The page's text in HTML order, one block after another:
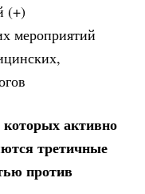
(+)
мероприятий
активно
третичные
против